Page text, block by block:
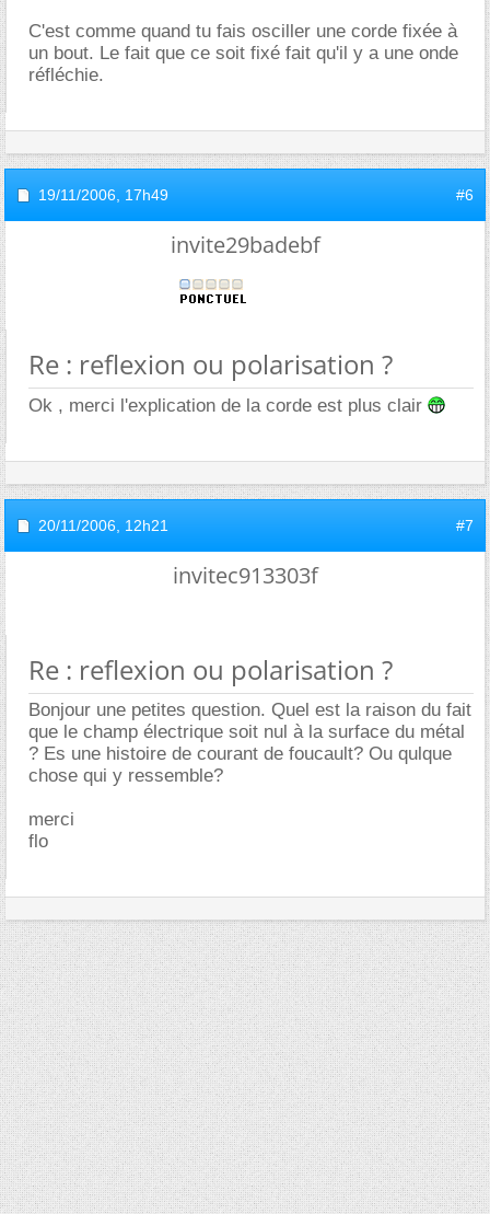
C'est comme quand tu fais osciller une corde fixée à
un bout. Le fait que ce soit fixé fait qu'il y a une onde
réfléchie.
19/11/2006, 17h49 #6
invite29badebf
Re : reflexion ou polarisation ?
Ok , merci l'explication de la corde est plus clair
20/11/2006, 12h21 #7
invitec913303f
Re : reflexion ou polarisation ?
Bonjour une petites question. Quel est la raison du fait
que le champ électrique soit nul à la surface du métal
? Es une histoire de courant de foucault? Ou qulque
chose qui y ressemble?
merci
flo